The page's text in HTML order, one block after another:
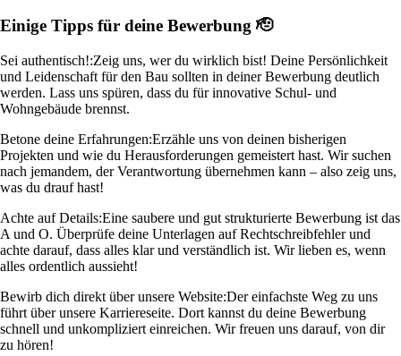
Einige Tipps für deine Bewerbung 🫡
Sei authentisch!:Zeig uns, wer du wirklich bist! Deine Persönlichkeit
und Leidenschaft für den Bau sollten in deiner Bewerbung deutlich
werden. Lass uns spüren, dass du für innovative Schul- und
Wohngebäude brennst.
Betone deine Erfahrungen:Erzähle uns von deinen bisherigen
Projekten und wie du Herausforderungen gemeistert hast. Wir suchen
nach jemandem, der Verantwortung übernehmen kann – also zeig uns,
was du drauf hast!
Achte auf Details:Eine saubere und gut strukturierte Bewerbung ist das
A und O. Überprüfe deine Unterlagen auf Rechtschreibfehler und
achte darauf, dass alles klar und verständlich ist. Wir lieben es, wenn
alles ordentlich aussieht!
Bewirb dich direkt über unsere Website:Der einfachste Weg zu uns
führt über unsere Karriereseite. Dort kannst du deine Bewerbung
schnell und unkompliziert einreichen. Wir freuen uns darauf, von dir
zu hören!